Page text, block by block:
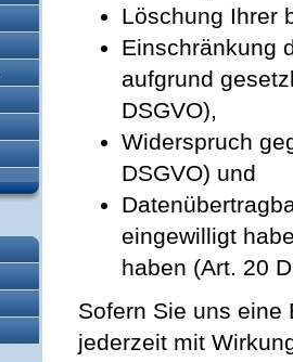
Löschung Ihrer
Einschränkung
aufgrund
DSGVO),
Widerspruch
DSGVO) und
eingewilligt
haben (Art. 20
Sofern Sie uns eine
jederzeit mit